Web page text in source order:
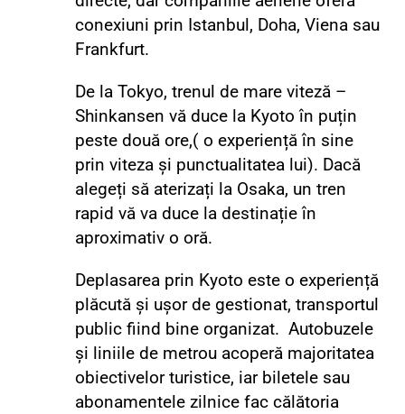
conexiuni prin Istanbul, Doha, Viena sau
Frankfurt.
De la Tokyo, trenul de mare viteză –
Shinkansen vă duce la Kyoto în puțin
peste două ore,( o experiență în sine
prin viteza și punctualitatea lui). Dacă
alegeți să aterizați la Osaka, un tren
rapid vă va duce la destinație în
aproximativ o oră.
Deplasarea prin Kyoto este o experiență
plăcută și ușor de gestionat, transportul
public fiind bine organizat. Autobuzele
și liniile de metrou acoperă majoritatea
obiectivelor turistice, iar biletele sau
abonamentele zilnice fac călătoria